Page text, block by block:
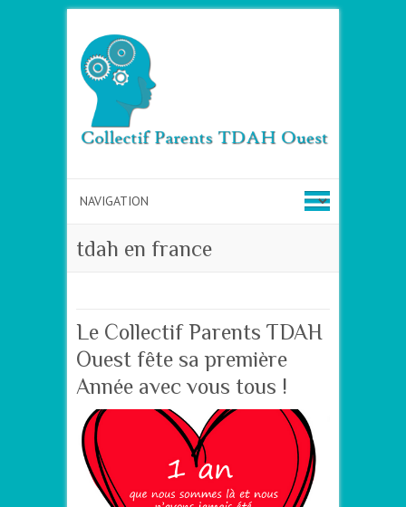
tdah en france
Le Collectif Parents TDAH
Ouest fête sa première
Année avec vous tous !